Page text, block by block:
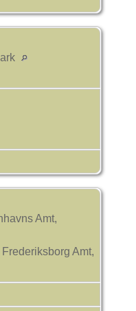
Amt,
Amt,